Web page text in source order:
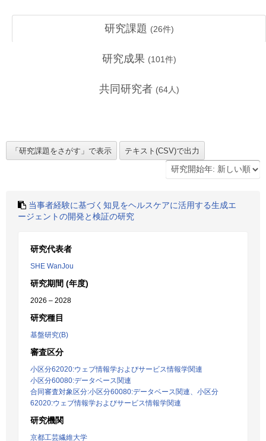
研究課題 (26件)
研究成果 (101件)
共同研究者 (64人)
当事者経験に基づく知見をヘルスケアに活用する生成エ
ージェントの開発と検証の研究
研究代表者
SHE WanJou
研究期間 (年度)
2026 – 2028
研究種目
基盤研究(B)
審査区分
小区分62020:ウェブ情報学およびサービス情報学関連
小区分60080:データベース関連
合同審査対象区分:小区分60080:データベース関連、小区分
62020:ウェブ情報学およびサービス情報学関連
研究機関
京都工芸繊維大学